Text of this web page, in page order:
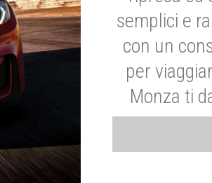
semplici e
con un
per
Monza ti